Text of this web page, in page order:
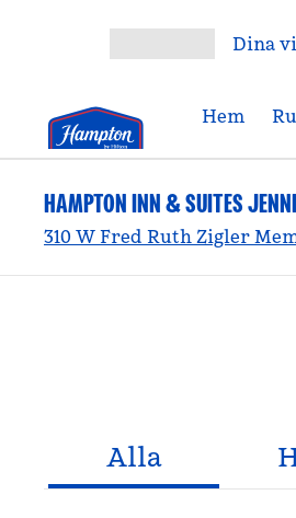
Dina
Hem
HAMPTON INN & SUITES
310 W Fred Ruth Zigler
Alla